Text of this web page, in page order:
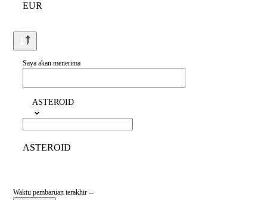
EUR
Saya akan menerima
ASTEROID
ASTEROID
Waktu pembaruan terakhir --